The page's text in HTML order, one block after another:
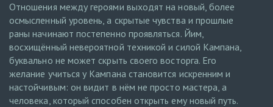
Отношения между героями выходят на новый, более
осмысленный уровень, а скрытые чувства и прошлые
раны начинают постепенно проявляться. Йим,
восхищённый невероятной техникой и силой Кампана,
буквально не может скрыть своего восторга. Его
желание учиться у Кампана становится искренним и
настойчивым: он видит в нём не просто мастера, а
человека, который способен открыть ему новый путь.